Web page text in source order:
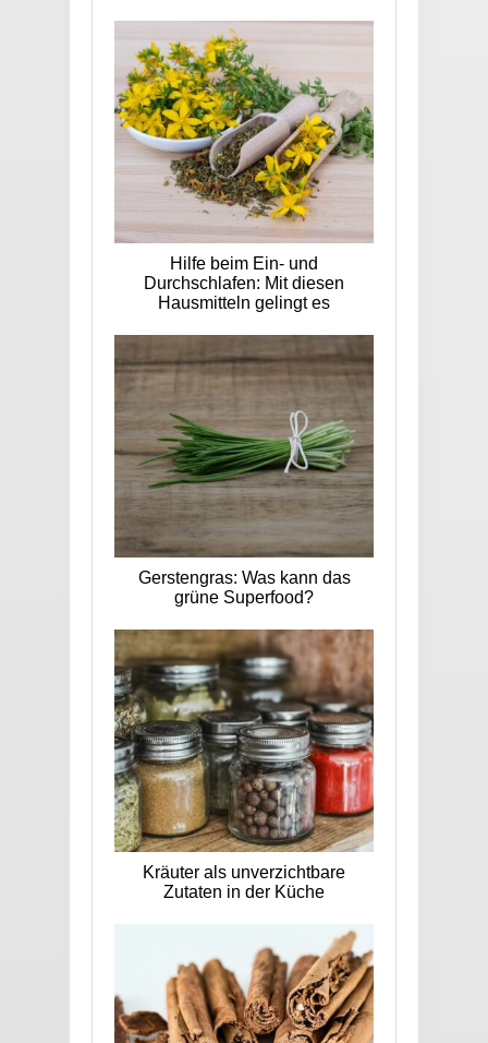
Hilfe beim Ein- und
Durchschlafen: Mit diesen
Hausmitteln gelingt es
Gerstengras: Was kann das
grüne Superfood?
Kräuter als unverzichtbare
Zutaten in der Küche